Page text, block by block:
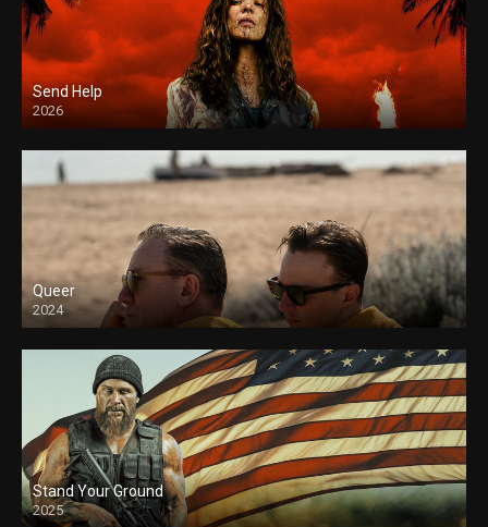
Send Help
2026
Queer
2024
Stand Your Ground
2025